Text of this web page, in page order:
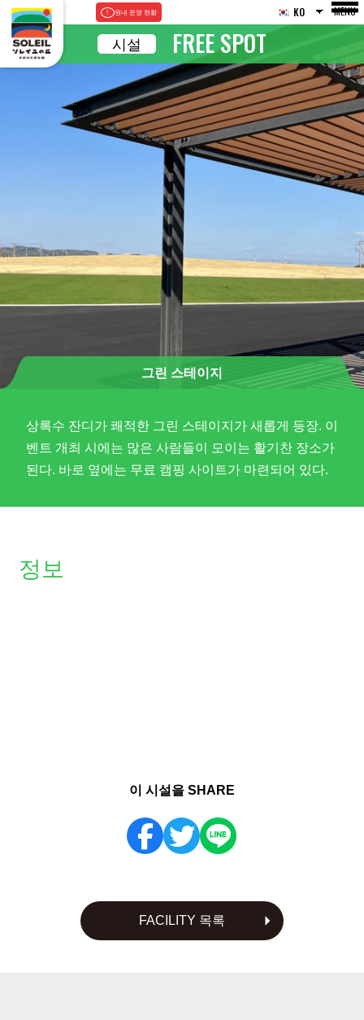
원내 운영 현황 KO MENU
시설 FREE SPOT
그린 스테이지
상록수 잔디가 쾌적한 그린 스테이지가 새롭게 등장. 이
벤트 개최 시에는 많은 사람들이 모이는 활기찬 장소가
된다. 바로 옆에는 무료 캠핑 사이트가 마련되어 있다.
정보
이 시설을 SHARE
FACILITY 목록